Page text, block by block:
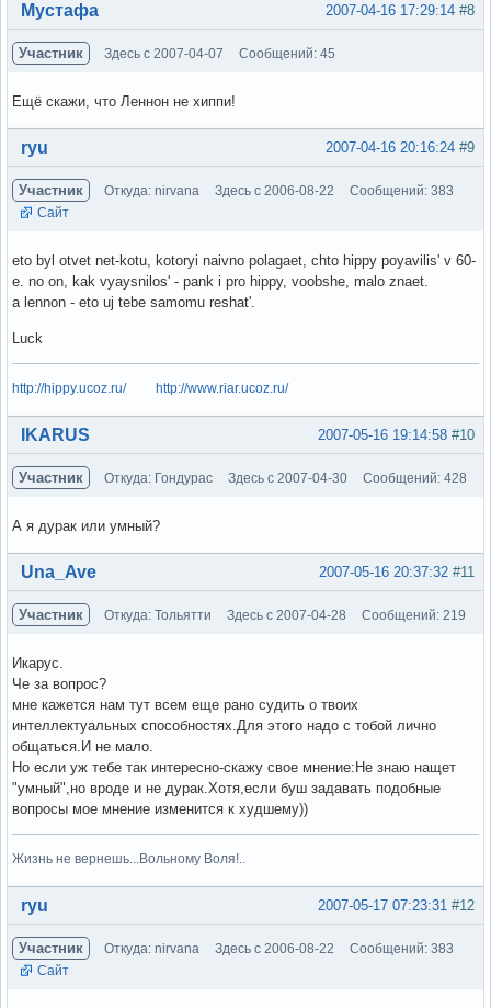
Вне форума #8
2007-04-16 17:29:14
Мустафа
Участник Здесь с 2007-04-07 Сообщений: 45
Ещё скажи, что Леннон не хиппи!
Вне форума #9
2007-04-16 20:16:24
ryu
Участник Откуда: nirvana Здесь с 2006-08-22
Сообщений: 383
Сайт
eto byl otvet net-kotu, kotoryi naivno polagaet, chto hippy poyavilis' v 60-
e. no on, kak vyaysnilos' - pank i pro hippy, voobshe, malo znaet.
a lennon - eto uj tebe samomu reshat'.
Luck
http://hippy.ucoz.ru/ http://www.riar.ucoz.ru/
Вне форума #10
2007-05-16 19:14:58
IKARUS
Участник Откуда: Гондурас Здесь с 2007-04-30 Сообщений: 428
А я дурак или умный?
Вне форума #11
2007-05-16 20:37:32
Una_Ave
Участник Откуда: Тольятти Здесь с 2007-04-28 Сообщений: 219
Икарус.
Че за вопрос?
мне кажется нам тут всем еще рано судить о твоих
интеллектуальных способностях.Для этого надо с тобой лично
общаться.И не мало.
Но если уж тебе так интересно-скажу свое мнение:Не знаю нащет
"умный",но вроде и не дурак.Хотя,если буш задавать подобные
вопросы мое мнение изменится к худшему))
Жизнь не вернешь...Вольному Воля!..
Вне форума #12
2007-05-17 07:23:31
ryu
Участник Откуда: nirvana Здесь с 2006-08-22
Сообщений: 383
Сайт